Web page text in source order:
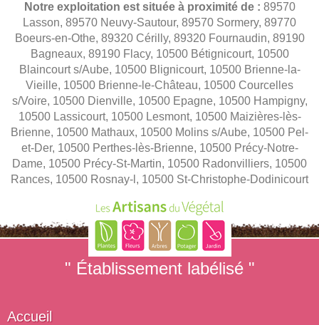
Notre exploitation est située à proximité de : 89570
Lasson, 89570 Neuvy-Sautour, 89570 Sormery, 89770
Boeurs-en-Othe, 89320 Cérilly, 89320 Fournaudin, 89190
Bagneaux, 89190 Flacy, 10500 Bétignicourt, 10500
Blaincourt s/Aube, 10500 Blignicourt, 10500 Brienne-la-
Vieille, 10500 Brienne-le-Château, 10500 Courcelles
s/Voire, 10500 Dienville, 10500 Epagne, 10500 Hampigny,
10500 Lassicourt, 10500 Lesmont, 10500 Maizières-lès-
Brienne, 10500 Mathaux, 10500 Molins s/Aube, 10500 Pel-
et-Der, 10500 Perthes-lès-Brienne, 10500 Précy-Notre-
Dame, 10500 Précy-St-Martin, 10500 Radonvilliers, 10500
Rances, 10500 Rosnay-l, 10500 St-Christophe-Dodinicourt
" Établissement labélisé "
Accueil